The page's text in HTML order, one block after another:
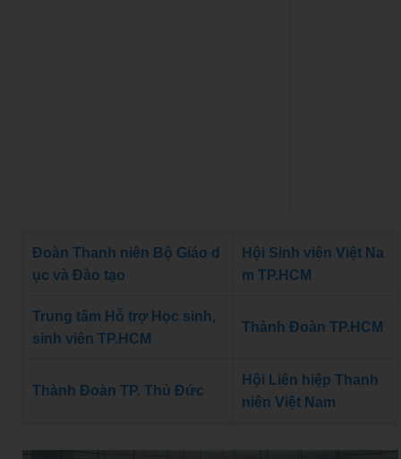
Đoàn Thanh niên Bộ Giáo d
ục và Đào tạo
Hội Sinh viên Việt Na
m TP.HCM
Trung tâm Hỗ trợ Học sinh,
sinh viên TP.HCM
Thành Đoàn TP.HCM
Thành Đoàn TP. Thủ Đức
Hội Liên hiệp Thanh
niên Việt Nam